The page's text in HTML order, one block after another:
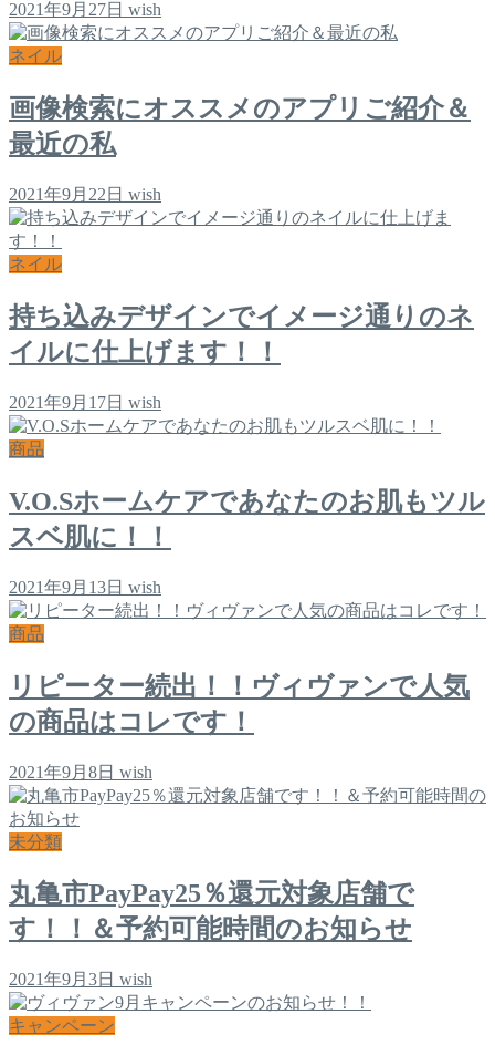
2021年9月27日 wish
ネイル
画像検索にオススメのアプリご紹介＆
最近の私
2021年9月22日 wish
ネイル
持ち込みデザインでイメージ通りのネ
イルに仕上げます！！
2021年9月17日 wish
商品
V.O.Sホームケアであなたのお肌もツル
スベ肌に！！
2021年9月13日 wish
商品
リピーター続出！！ヴィヴァンで人気
の商品はコレです！
2021年9月8日 wish
未分類
丸亀市PayPay25％還元対象店舗で
す！！＆予約可能時間のお知らせ
2021年9月3日 wish
キャンペーン